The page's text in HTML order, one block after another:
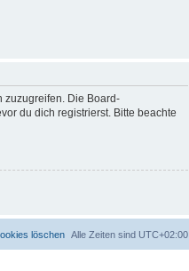
zuzugreifen. Die Board-
du dich registrierst. Bitte beachte
Alle Zeiten sind UTC+02:00
löschen